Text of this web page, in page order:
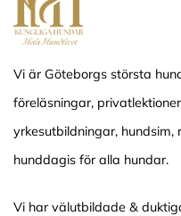
Vi är Göteborgs största
föreläsningar,
yrkesutbildningar, hundsim,
hunddagis för alla hundar.
Vi har välutbildade &